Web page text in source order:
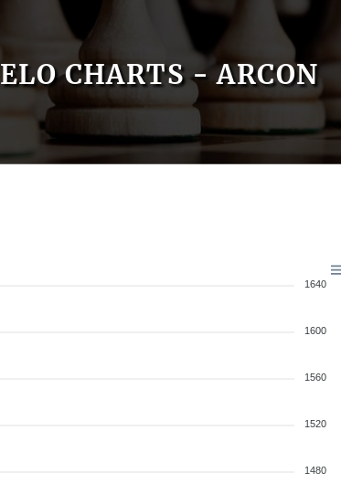
ELO CHARTS - ARCON
1640
1600
1560
1520
1480